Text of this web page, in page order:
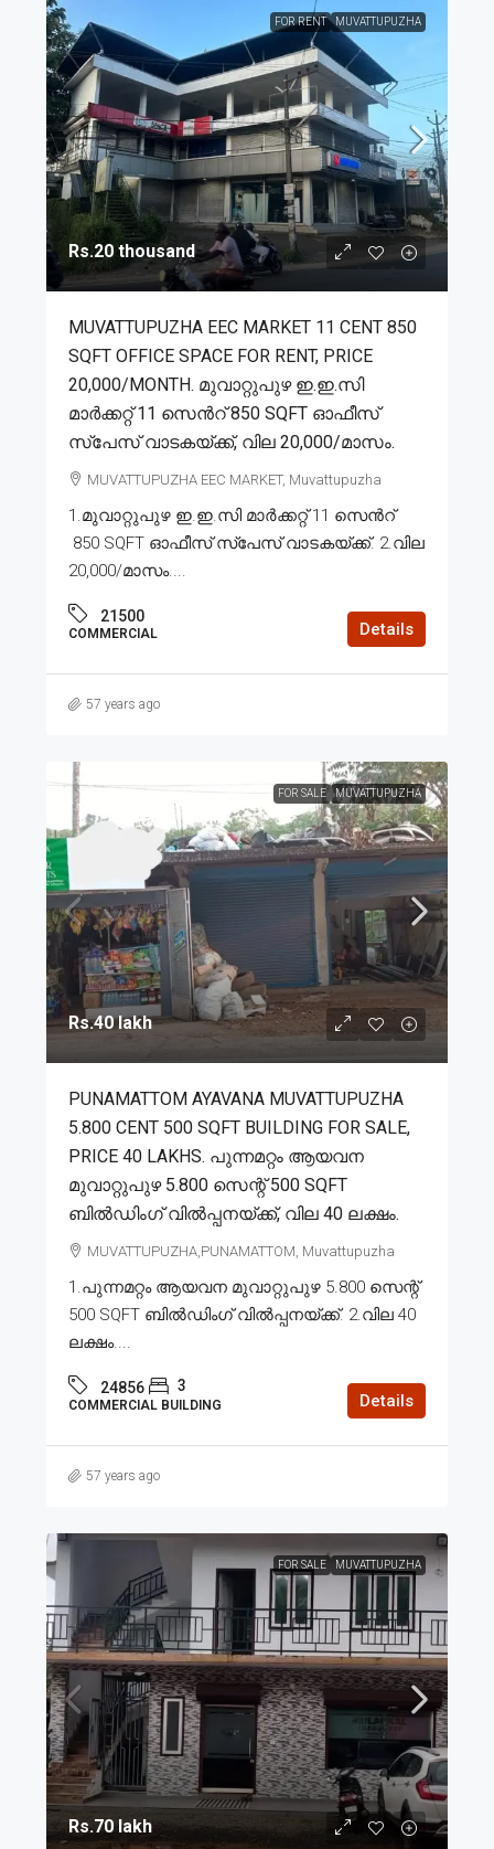
FOR RENT MUVATTUPUZHA
Rs.20 thousand
MUVATTUPUZHA EEC MARKET 11 CENT 850
SQFT OFFICE SPACE FOR RENT, PRICE
20,000/MONTH. മുവാറ്റുപുഴ ഇ.ഇ.സി
മാർക്കറ്റ് 11 സെൻറ് 850 SQFT ഓഫീസ്
സ്പേസ് വാടകയ്ക്ക്, വില 20,000/മാസം.
MUVATTUPUZHA EEC MARKET, Muvattupuzha
1.മുവാറ്റുപുഴ ഇ.ഇ.സി മാർക്കറ്റ് 11 സെൻറ്
850 SQFT ഓഫീസ് സ്പേസ് വാടകയ്ക്ക്. 2.വില
20,000/മാസം....
21500
COMMERCIAL Details
57 years ago
FOR SALE MUVATTUPUZHA
Rs.40 lakh
PUNAMATTOM AYAVANA MUVATTUPUZHA
5.800 CENT 500 SQFT BUILDING FOR SALE,
PRICE 40 LAKHS. പുന്നമറ്റം ആയവന
മുവാറ്റുപുഴ 5.800 സെന്റ് 500 SQFT
ബിൽഡിംഗ്‌ വിൽപ്പനയ്ക്ക്, വില 40 ലക്ഷം.
MUVATTUPUZHA,PUNAMATTOM, Muvattupuzha
1.പുന്നമറ്റം ആയവന മുവാറ്റുപുഴ 5.800 സെന്റ്
500 SQFT ബിൽഡിംഗ്‌ വിൽപ്പനയ്ക്ക്. 2.വില 40
ലക്ഷം....
24856 3
COMMERCIAL BUILDING Details
57 years ago
FOR SALE MUVATTUPUZHA
Rs.70 lakh